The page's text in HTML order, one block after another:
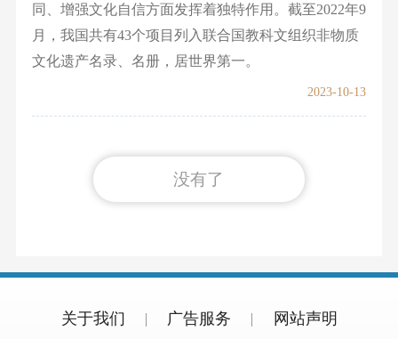
同、增强文化自信方面发挥着独特作用。截至2022年9
月，我国共有43个项目列入联合国教科文组织非物质
文化遗产名录、名册，居世界第一。
2023-10-13
没有了
关于我们 广告服务 网站声明